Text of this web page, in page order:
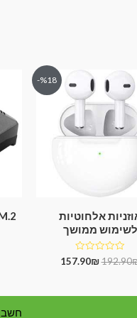
%18-
אלחוטיות
לשימוש ממושך
דורג
0
192.90
157.90₪